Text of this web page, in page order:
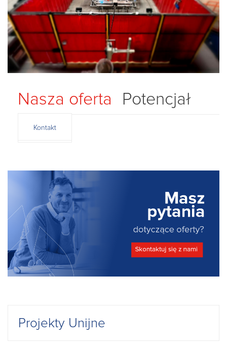
Nasza oferta Potencjał
Kontakt
Projekty Unijne